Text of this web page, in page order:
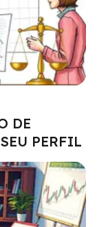
DE
PERFIL